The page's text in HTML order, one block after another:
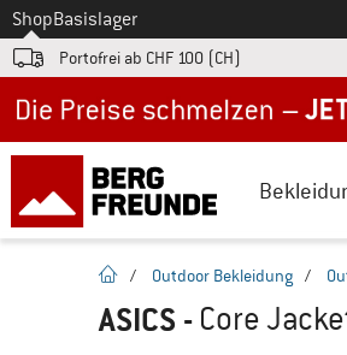
Zum
ShopBasislager
Portofrei ab CHF 100 (CH)
Startseite
/ Outdoor Bekleidung /
ASICS - Core